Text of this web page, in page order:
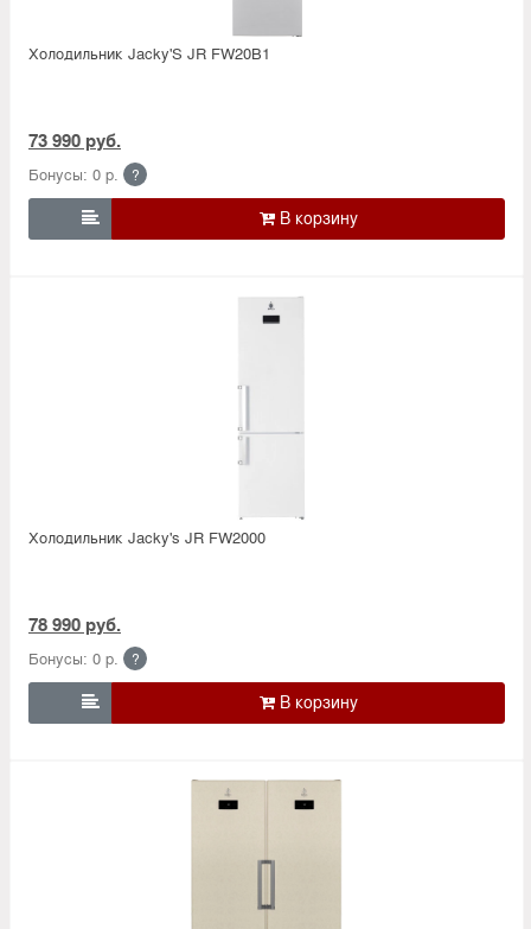
Холодильник Jacky'S JR FW20B1
73 990 руб.
Бонусы: 0 р. ?

Холодильник Jacky's JR FW2000
78 990 руб.
Бонусы: 0 р. ?
